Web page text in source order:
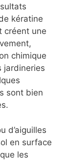
kératine
créent une
chimique
jardineries
sont bien
d’aiguilles
en surface
les